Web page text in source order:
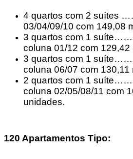
4 quartos com 2
03/04/09/10 com 149,08
3 quartos com 1
coluna 01/12 com 129,42
3 quartos com 1
coluna 06/07 com 130,11
2 quartos com 1
coluna 02/05/08/11 com
unidades.
120 Apartamentos Tipo: